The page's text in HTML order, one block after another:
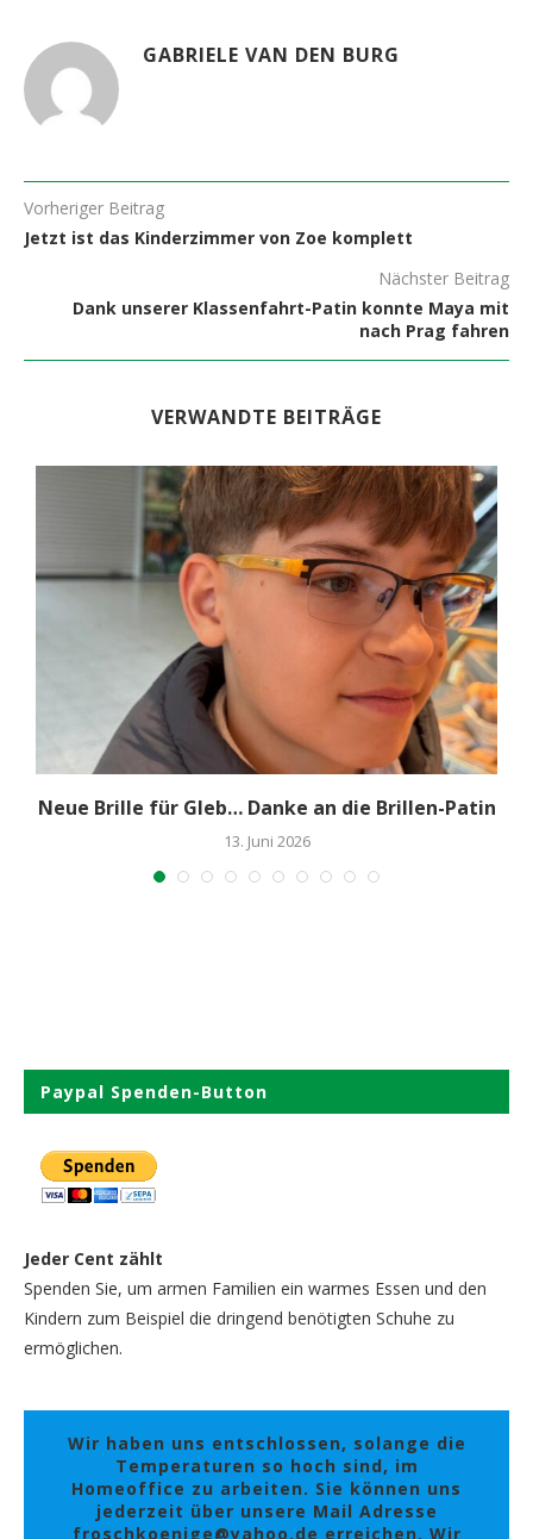
GABRIELE VAN DEN BURG
Vorheriger Beitrag
Jetzt ist das Kinderzimmer von Zoe komplett
Nächster Beitrag
Dank unserer Klassenfahrt-Patin konnte Maya mit
nach Prag fahren
VERWANDTE BEITRÄGE
Neue Brille für Gleb… Danke an die Brillen-Patin
13. Juni 2026
Paypal Spenden-Button
Jeder Cent zählt
Spenden Sie, um armen Familien ein warmes Essen und den
Kindern zum Beispiel die dringend benötigten Schuhe zu
ermöglichen.
Wir haben uns entschlossen, solange die
Temperaturen so hoch sind, im
Homeoffice zu arbeiten. Sie können uns
jederzeit über unsere Mail Adresse
froschkoenige@yahoo.de erreichen. Wir